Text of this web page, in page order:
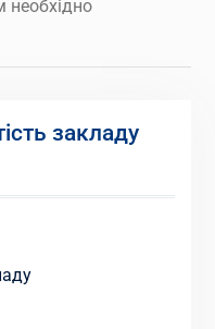
необхідно
закладу